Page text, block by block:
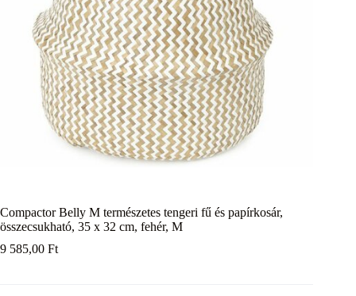
Compactor Belly M természetes tengeri fű és papírkosár,
összecsukható, 35 x 32 cm, fehér, M
9 585,00 Ft